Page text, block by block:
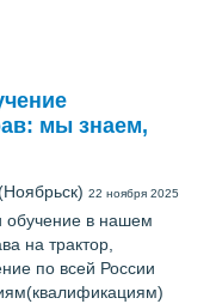
мы знаем,
22 ноября 2025
обучение в нашем
на трактор,
по всей России